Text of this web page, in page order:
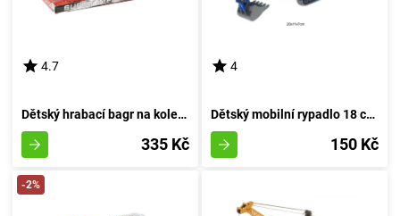
4.7
Dětský hrabací bagr na kolečkách
335 Kč
4
Dětský mobilní rypadlo 18 cm - rudá
150 Kč
-2%